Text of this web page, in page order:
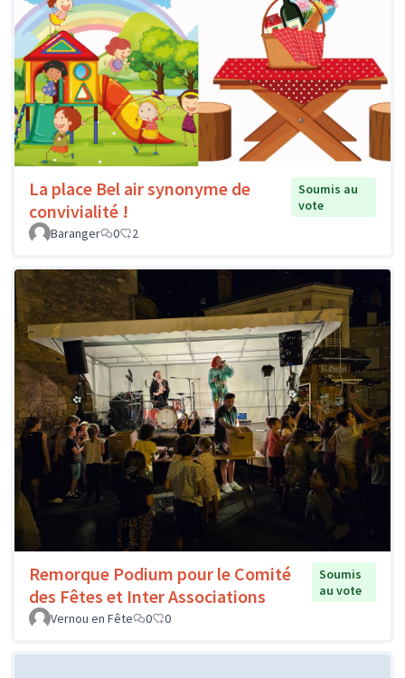
La place Bel air synonyme de
convivialité !
Soumis au
vote
Baranger
0 2
Remorque Podium pour le Comité
des Fêtes et Inter Associations
Soumis
au vote
Vernou en Fête
0 0